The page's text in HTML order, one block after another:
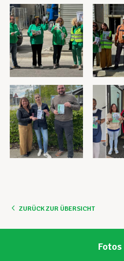
ZURÜCK ZUR ÜBERSICHT
Fotos